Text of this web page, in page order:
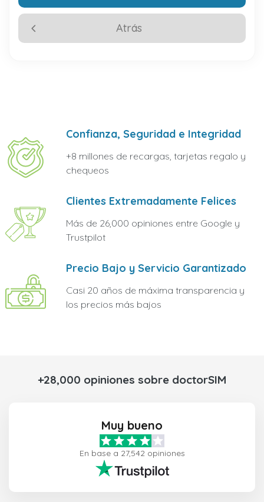
Atrás
Confianza, Seguridad e Integridad
+8 millones de recargas, tarjetas regalo y
chequeos
Clientes Extremadamente Felices
Más de 26,000 opiniones entre Google y
Trustpilot
Precio Bajo y Servicio Garantizado
Casi 20 años de máxima transparencia y
los precios más bajos
+28,000 opiniones sobre doctorSIM
Muy bueno
En base a 27,542 opiniones